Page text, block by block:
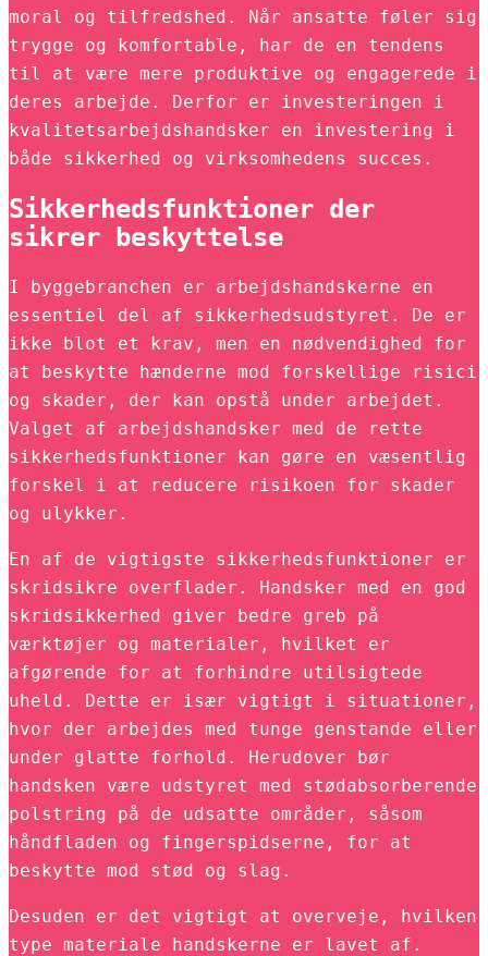
moral og tilfredshed. Når ansatte føler sig
trygge og komfortable, har de en tendens
til at være mere produktive og engagerede i
deres arbejde. Derfor er investeringen i
kvalitetsarbejdshandsker en investering i
både sikkerhed og virksomhedens succes.
Sikkerhedsfunktioner der
sikrer beskyttelse
I byggebranchen er arbejdshandskerne en
essentiel del af sikkerhedsudstyret. De er
ikke blot et krav, men en nødvendighed for
at beskytte hænderne mod forskellige risici
og skader, der kan opstå under arbejdet.
Valget af arbejdshandsker med de rette
sikkerhedsfunktioner kan gøre en væsentlig
forskel i at reducere risikoen for skader
og ulykker.
En af de vigtigste sikkerhedsfunktioner er
skridsikre overflader. Handsker med en god
skridsikkerhed giver bedre greb på
værktøjer og materialer, hvilket er
afgørende for at forhindre utilsigtede
uheld. Dette er især vigtigt i situationer,
hvor der arbejdes med tunge genstande eller
under glatte forhold. Herudover bør
handsken være udstyret med stødabsorberende
polstring på de udsatte områder, såsom
håndfladen og fingerspidserne, for at
beskytte mod stød og slag.
Desuden er det vigtigt at overveje, hvilken
type materiale handskerne er lavet af.